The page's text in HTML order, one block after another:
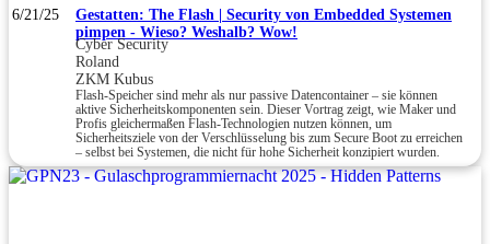
6/21/25
Gestatten: The Flash | Security von Embedded Systemen
pimpen - Wieso? Weshalb? Wow!
Cyber Security
Roland
ZKM Kubus
Flash-Speicher sind mehr als nur passive Datencontainer – sie können
aktive Sicherheitskomponenten sein. Dieser Vortrag zeigt, wie Maker und
Profis gleichermaßen Flash-Technologien nutzen können, um
Sicherheitsziele von der Verschlüsselung bis zum Secure Boot zu erreichen
– selbst bei Systemen, die nicht für hohe Sicherheit konzipiert wurden.